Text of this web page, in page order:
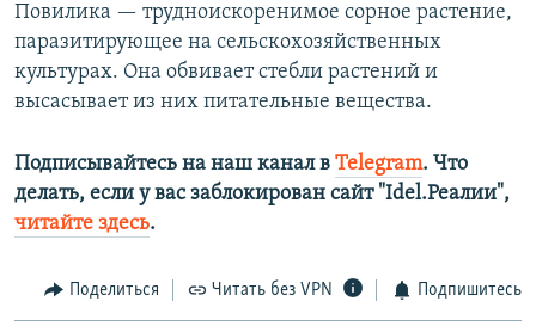
Повилика — трудноискоренимое сорное растение,
паразитирующее на сельскохозяйственных
культурах. Она обвивает стебли растений и
высасывает из них питательные вещества.
Подписывайтесь на наш канал в Telegram. Что
делать, если у вас заблокирован сайт "Idel.Реалии",
читайте здесь.
Поделиться Читать без VPN Подпишитесь